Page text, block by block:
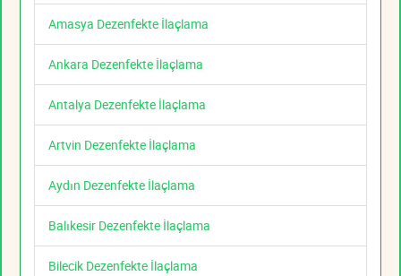
Amasya Dezenfekte İlaçlama
Ankara Dezenfekte İlaçlama
Antalya Dezenfekte İlaçlama
Artvin Dezenfekte İlaçlama
Aydın Dezenfekte İlaçlama
Balıkesir Dezenfekte İlaçlama
Bilecik Dezenfekte İlaçlama